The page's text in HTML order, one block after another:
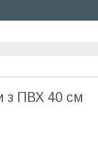
з ПВХ 40 см